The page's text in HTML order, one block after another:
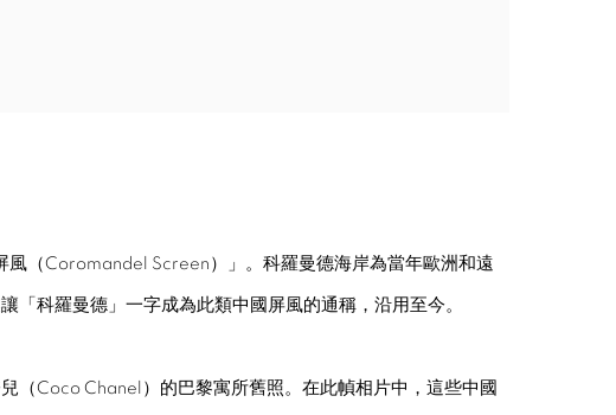
風（Coromandel Screen）」。科羅曼德海岸為當年歐洲和遠
科羅曼德」一字成為此類中國屏風的通稱，沿用至今。
（Coco Chanel）的巴黎寓所舊照。在此幀相片中，這些中國